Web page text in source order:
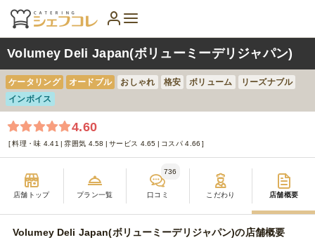
Volumey Deli Japan(ボリューミーデリジャパン)
ケータリング オードブル おしゃれ 格安 ボリューム
リーズナブル
インボイス
4.60
料理・味 4.41 雰囲気 4.58 サービス 4.65 コスパ 4.66
店舗トップ プラン一覧 口コミ
736
こだわり 店舗概要
Volumey Deli Japan(ボリューミーデリジャパン)の店舗概要